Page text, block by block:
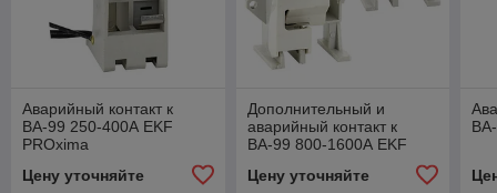
Аварийный контакт к
ВА-99 250-400А EKF
PROxima
Цену уточняйте
Дополнительный и
аварийный контакт к
ВА-99 800-1600А EKF
Цену уточняйте